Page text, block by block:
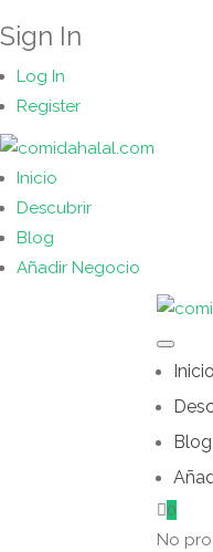
Sign In
Log In
Register
Inicio
Descubrir
Blog
Añadir Negocio
Inicio
Blog
0
No